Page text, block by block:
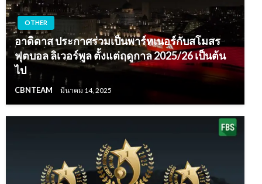
OTHER
อาดิดาส ประกาศร่วมเป็นพาร์ทเนอร์กับสโมสร
ฟุตบอล ลิเวอร์พูล ตั้งแต่ฤดูกาล 2025/26 เป็นต้น
ไป
CBNTEAM มีนาคม 14, 2025